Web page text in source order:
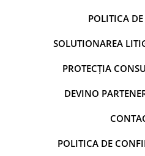
POLITICA DE
SOLUTIONAREA
PROTECȚIA
DEVINO
POLITICA DE